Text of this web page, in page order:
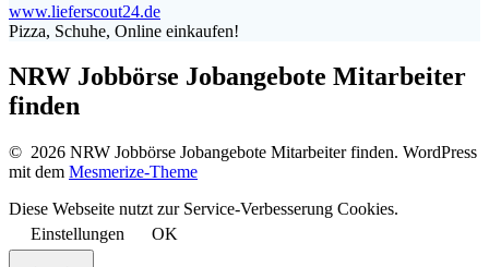
www.lieferscout24.de
Pizza, Schuhe, Online einkaufen!
NRW Jobbörse Jobangebote Mitarbeiter
finden
© 2026 NRW Jobbörse Jobangebote Mitarbeiter finden. WordPress
mit dem Mesmerize-Theme
Diese Webseite nutzt zur Service-Verbesserung Cookies.
Einstellungen
OK